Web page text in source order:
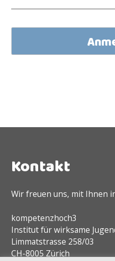
Kontakt
Wir freuen uns, mit Ihnen
kompetenzhoch3
Institut für wirksame
Limmatstrasse 258/03
CH-8005 Zürich